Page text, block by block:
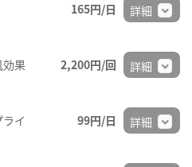
165円/日 詳細
果
2,200円/回 詳細
イ
99円/日 詳細